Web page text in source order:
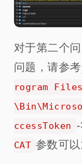
对于第二个
问题，请参考
rogram
ccessToken -
CAT 参数可